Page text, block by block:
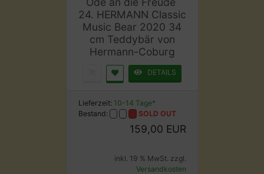
24. HERMANN Classic
Music Bear 2020 34
cm Teddybär von
Hermann-Coburg
DETAILS
Lieferzeit: 10-14 Tage*
Bestand:
SOLD OUT
159,00 EUR
inkl. 19 % MwSt. zzgl.
Versandkosten